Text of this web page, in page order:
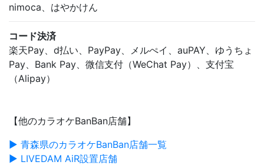
nimoca、はやかけん
コード決済
楽天Pay、d払い、PayPay、メルぺイ、auPAY、ゆうちょ
Pay、Bank Pay、微信支付（WeChat Pay）、支付宝
（Alipay）
【他のカラオケBanBan店舗】
▶ 青森県のカラオケBanBan店舗一覧
▶ LIVEDAM AiR設置店舗